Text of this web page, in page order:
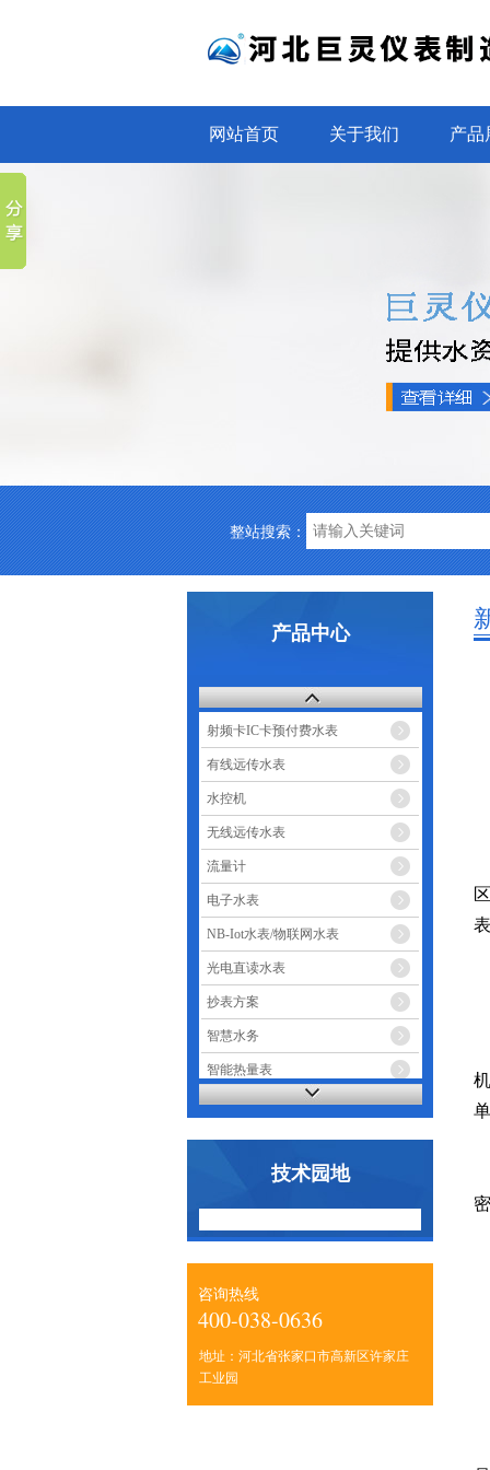
网站首页 关于我们 产品
整站搜索：
产品中心
射频卡IC卡预付费水表
有线远传水表
水控机
无线远传水表
流量计
电子水表
NB-Iot水表/物联网水表
光电直读水表
抄表方案
智慧水务
智能热量表
智能电表
技术园地
咨询热线
400-038-0636
地址：河北省张家口市高新区许家庄
工业园